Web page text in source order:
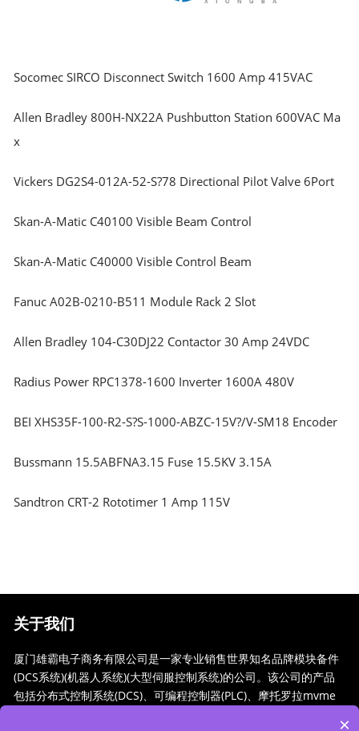
Socomec SIRCO Disconnect Switch 1600 Amp 415VAC
Allen Bradley 800H-NX22A Pushbutton Station 600VAC Ma
x
Vickers DG2S4-012A-52-S?78 Directional Pilot Valve 6Port
Skan-A-Matic C40100 Visible Beam Control
Skan-A-Matic C40000 Visible Control Beam
Fanuc A02B-0210-B511 Module Rack 2 Slot
Allen Bradley 104-C30DJ22 Contactor 30 Amp 24VDC
Radius Power RPC1378-1600 Inverter 1600A 480V
BEI XHS35F-100-R2-S?S-1000-ABZC-15V?/V-SM18 Encoder
Bussmann 15.5ABFNA3.15 Fuse 15.5KV 3.15A
Sandtron CRT-2 Rototimer 1 Amp 115V
关于我们
厦门雄霸电子商务有限公司是一家专业销售世界知名品牌模块备件
(DCS系统)(机器人系统)(大型伺服控制系统)的公司。该公司的产品
包括分布式控制系统(DCS)、可编程控制器(PLC)、摩托罗拉mvme
×